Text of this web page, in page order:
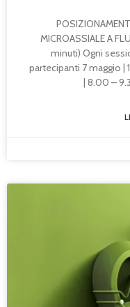
MICROASSIALE A
minuti) Ogni
partecipanti 7 maggio |
| 8.00 –